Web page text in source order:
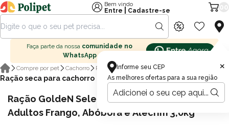
Informe seu CEP
As melhores ofertas para a sua região
×
Bem vindo
Entre
Cadastre-se
Faça parte da nossa comunidade no
WhatsApp
Compre por pet
Cachorro Ração para cachorro
Ração seca para cachorro
Ração GoldeN Seleção Natural Cachorros
Adultos Frango, Abóbora e Alecrim 3,0kg